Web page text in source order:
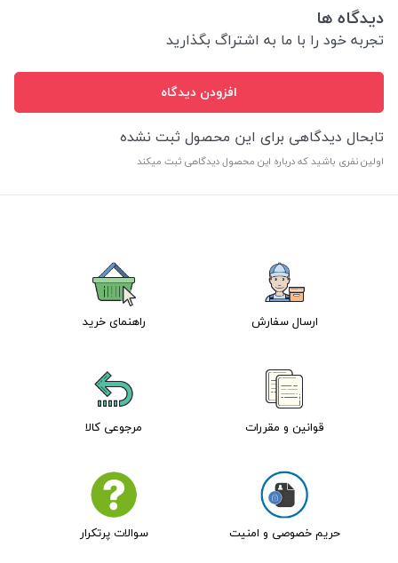
دیدگاه ها
تجربه خود را با ما به اشتراگ بگذارید
افزودن دیدگاه
تابحال دیدگاهی برای این محصول ثبت نشده
اولین نفری باشید که درباره این محصول دیدگاهی ثبت میکند
ارسال سفارش راهنمای خرید
قوانین و مقررات مرجوعی کالا
حریم خصوصی و امنیت سوالات پرتکرار